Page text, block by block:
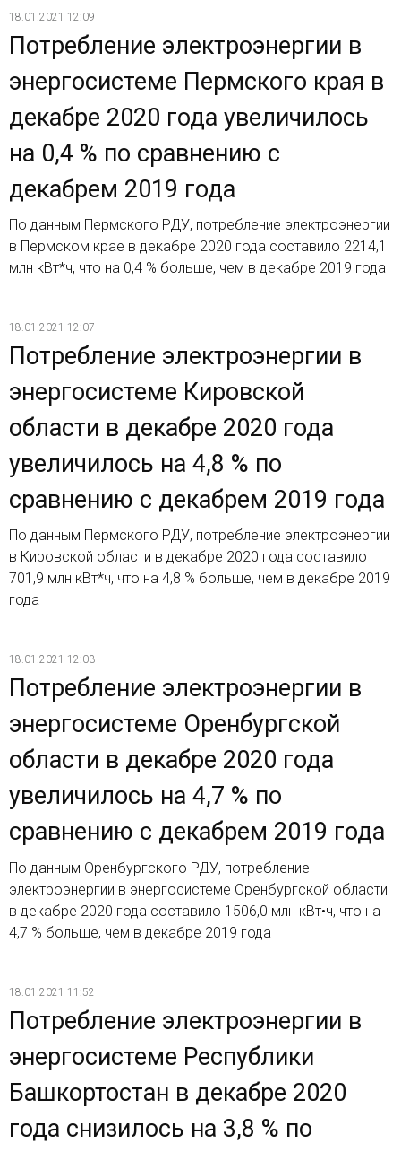
18.01.2021 12:09
Потребление электроэнергии в
энергосистеме Пермского края в
декабре 2020 года увеличилось
на 0,4 % по сравнению с
декабрем 2019 года
По данным Пермского РДУ, потребление электроэнергии
в Пермском крае в декабре 2020 года составило 2214,1
млн кВт*ч, что на 0,4 % больше, чем в декабре 2019 года
18.01.2021 12:07
Потребление электроэнергии в
энергосистеме Кировской
области в декабре 2020 года
увеличилось на 4,8 % по
сравнению с декабрем 2019 года
По данным Пермского РДУ, потребление электроэнергии
в Кировской области в декабре 2020 года составило
701,9 млн кВт*ч, что на 4,8 % больше, чем в декабре 2019
года
18.01.2021 12:03
Потребление электроэнергии в
энергосистеме Оренбургской
области в декабре 2020 года
увеличилось на 4,7 % по
сравнению с декабрем 2019 года
По данным Оренбургского РДУ, потребление
электроэнергии в энергосистеме Оренбургской области
в декабре 2020 года составило 1506,0 млн кВт•ч, что на
4,7 % больше, чем в декабре 2019 года
18.01.2021 11:52
Потребление электроэнергии в
энергосистеме Республики
Башкортостан в декабре 2020
года снизилось на 3,8 % по